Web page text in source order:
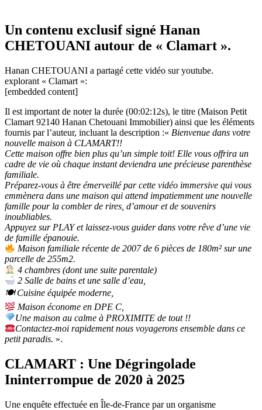
Un contenu exclusif signé Hanan
CHETOUANI autour de « Clamart ».
Hanan CHETOUANI a partagé cette vidéo sur youtube.
explorant « Clamart »:
[embedded content]
Il est important de noter la durée (00:02:12s), le titre (Maison Petit
Clamart 92140 Hanan Chetouani Immobilier) ainsi que les éléments
fournis par l’auteur, incluant la description :« Bienvenue dans votre
nouvelle maison à CLAMART!!
Cette maison offre bien plus qu’un simple toit! Elle vous offrira un
cadre de vie où chaque instant deviendra une précieuse parenthèse
familiale.
Préparez-vous à être émerveillé par cette vidéo immersive qui vous
emmènera dans une maison qui attend impatiemment une nouvelle
famille pour la combler de rires, d’amour et de souvenirs
inoubliables.
Appuyez sur PLAY et laissez-vous guider dans votre rêve d’une vie
de famille épanouie.
Maison familiale récente de 2007 de 6 pièces de 180m² sur une
parcelle de 255m2.
4 chambres (dont une suite parentale)
2 Salle de bains et une salle d’eau,
🍽 Cuisine équipée moderne,
Maison économe en DPE C,
Une maison au calme à PROXIMITE de tout !!
Contactez-moi rapidement nous voyagerons ensemble dans ce
petit paradis. ».
CLAMART : Une Dégringolade
Ininterrompue de 2020 à 2025
Une enquête effectuée en Île-de-France par un organisme